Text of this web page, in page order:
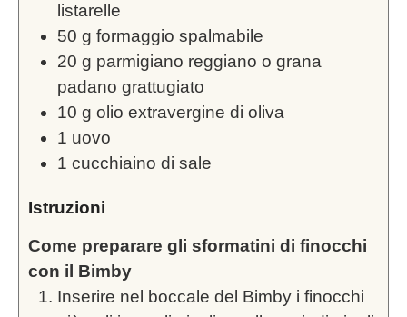
listarelle
50 g formaggio spalmabile
20 g parmigiano reggiano o grana
padano grattugiato
10 g olio extravergine di oliva
1 uovo
1 cucchiaino di sale
Istruzioni
Come preparare gli sformatini di finocchi
con il Bimby
Inserire nel boccale del Bimby i finocchi